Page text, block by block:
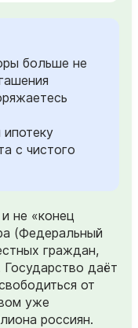
больше не
с чистого
не «конец
(Федеральный
граждан,
даёт
от
уже
россиян.